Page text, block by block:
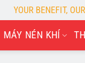
YOUR BENEFIT,
MÁY NÉN KHÍ